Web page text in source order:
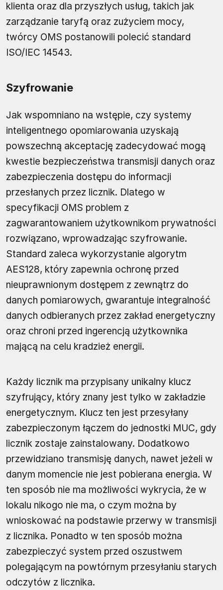
klienta oraz dla przyszłych usług, takich jak
zarządzanie taryfą oraz zużyciem mocy,
twórcy OMS postanowili polecić standard
ISO/IEC 14543.
Szyfrowanie
Jak wspomniano na wstępie, czy systemy
inteligentnego opomiarowania uzyskają
powszechną akceptację zadecydować mogą
kwestie bezpieczeństwa transmisji danych oraz
zabezpieczenia dostępu do informacji
przesłanych przez licznik. Dlatego w
specyfikacji OMS problem z
zagwarantowaniem użytkownikom prywatności
rozwiązano, wprowadzając szyfrowanie.
Standard zaleca wykorzystanie algorytm
AES128, który zapewnia ochronę przed
nieuprawnionym dostępem z zewnątrz do
danych pomiarowych, gwarantuje integralność
danych odbieranych przez zakład energetyczny
oraz chroni przed ingerencją użytkownika
mającą na celu kradzież energii.
Każdy licznik ma przypisany unikalny klucz
szyfrujący, który znany jest tylko w zakładzie
energetycznym. Klucz ten jest przesyłany
zabezpieczonym łączem do jednostki MUC, gdy
licznik zostaje zainstalowany. Dodatkowo
przewidziano transmisję danych, nawet jeżeli w
danym momencie nie jest pobierana energia. W
ten sposób nie ma możliwości wykrycia, że w
lokalu nikogo nie ma, o czym można by
wnioskować na podstawie przerwy w transmisji
z licznika. Ponadto w ten sposób można
zabezpieczyć system przed oszustwem
polegającym na powtórnym przesyłaniu starych
odczytów z licznika.